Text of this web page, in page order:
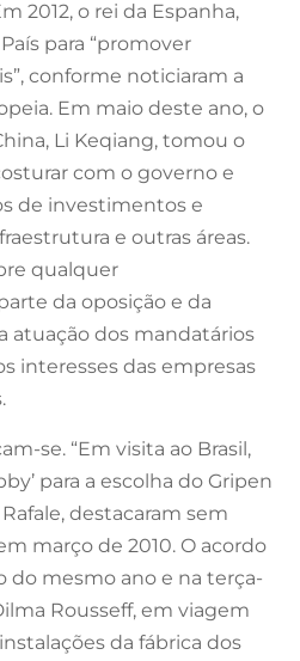
2012, o rei da Espanha,
para “promover
conforme noticiaram a
Em maio deste ano, o
Li Keqiang, tomou o
com o governo e
de investimentos e
e outras áreas.
qualquer
da oposição e da
atuação dos mandatários
interesses das empresas
se. “Em visita ao Brasil,
para a escolha do Gripen
destacaram sem
março de 2010. O acordo
do mesmo ano e na terça-
Rousseff, em viagem
da fábrica dos